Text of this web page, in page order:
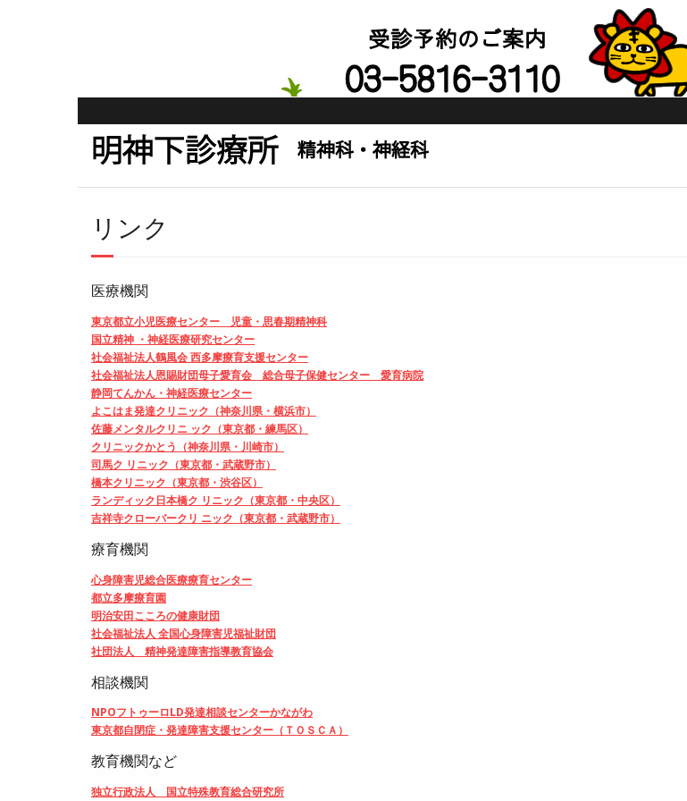
リンク
医療機関
東京都立小児医療センター 児童・思春期精神科
国立精神 ・神経医療研究センター
社会福祉法人鶴風会 西多摩療育支援センター
社会福祉法人恩賜財団母子愛育会 総合母子保健センター 愛育病院
静岡てんかん・神経医療センター
よこはま発達クリニック（神奈川県・横浜市）
佐藤メンタルクリニ ック（東京都・練馬区）
クリニックかとう（神奈川県・川崎市）
司馬ク リニック（東京都・武蔵野市）
橋本クリニック（東京都・渋谷区）
ランディック日本橋ク リニック（東京都・中央区）
吉祥寺クローバークリ ニック（東京都・武蔵野市）
療育機関
心身障害児総合医療療育センター
都立多摩療育園
明治安田こころの健康財団
社会福祉法人 全国心身障害児福祉財団
社団法人 精神発達障害指導教育協会
相談機関
NPOフトゥーロLD発達相談センターかながわ
東京都自閉症・発達障害支援センター（ＴＯＳＣＡ）
教育機関など
独立行政法人 国立特殊教育総合研究所